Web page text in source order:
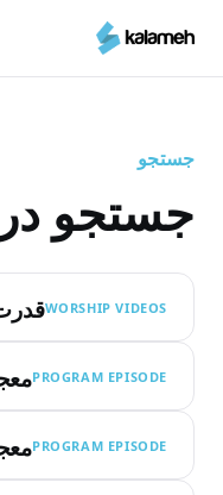
محتوای
جستجو
جستجو
WORSHIP VIDEOS
PROGRAM EPISODE
PROGRAM EPISODE